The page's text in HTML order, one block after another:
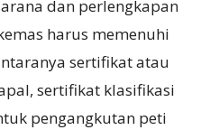
dan perlengkapan
harus memenuhi
sertifikat atau
sertifikat klasifikasi
pengangkutan peti